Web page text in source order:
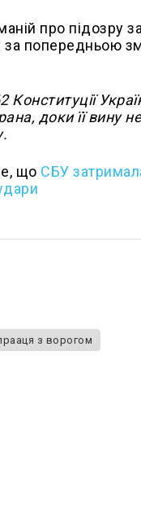
про підозру
за попередньою
Конституції
доки її вину
що СБУ
з ворогом